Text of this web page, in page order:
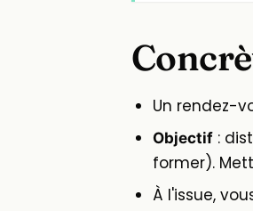
Un rendez-
Objectif :
former).
À l'issue,